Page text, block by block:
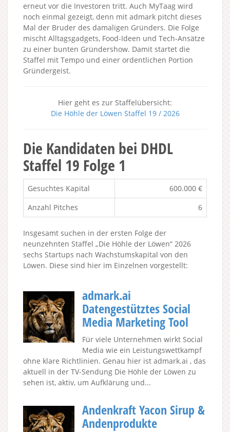
erneut vor die Investoren tritt. Auch MyTaag wird
noch einmal gezeigt, denn mit admark pitcht dieses
Mal der Bruder des damaligen Gründers. Die Folge
mischt Alltagsgadgets, Food-Ideen und Tech-Ansätze
zu einer bunten Gründershow. Damit startet die
Staffel mit Tempo und einer ordentlichen Portion
Gründergeist.
Hier geht es zur Staffelübersicht:
Die Höhle der Löwen Staffel 19 / 2026
Die Kandidaten bei DHDL
Staffel 19 Folge 1
Gesuchtes Kapital
600.000 €
Anzahl Pitches
6
Insgesamt suchen in der ersten Folge der
neunzehnten Staffel „Die Höhle der Löwen“ 2026
sechs Startups nach Wachstumskapital von den
Löwen. Diese sind hier im Einzelnen vorgestellt:
admark.ai
Datengestütztes Social
Media Marketing Tool
Für viele Unternehmen wirkt Social
Media wie ein Leistungswettkampf
ohne klare Richtlinien. Genau hier ist admark.ai , das
aktuell in der TV-Sendung Die Höhle der Löwen zu
sehen ist, aktiv, um Aufklärung und...
Andenkraft Yacon Sirup &
Andenprodukte